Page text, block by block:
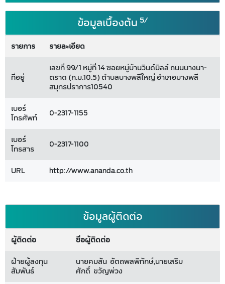
ข้อมูลเบื้องต้น 5/
รายการ รายละเอียด
ที่อยู่
เลขที่ 99/1 หมู่ที่ 14 ซอยหมู่บ้านวินด์มิลล์ ถนนบางนา-
ตราด (ก.ม.10.5) ตำบลบางพลีใหญ่ อำเภอบางพลี
สมุทรปราการ10540
เบอร์
โทรศัพท์
0-2317-1155
เบอร์
โทรสาร
0-2317-1100
URL http://www.ananda.co.th
ข้อมูลผู้ติดต่อ
ผู้ติดต่อ
ชื่อผู้ติดต่อ
ฝ่ายผู้ลงทุน
สัมพันธ์
นายคมสัน อัตถพลพิทักษ์,นายเสริม
ศักดิ์ ขวัญพ่วง